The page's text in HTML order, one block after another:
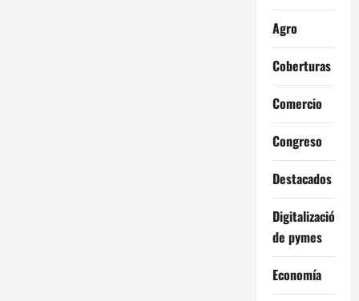
Agro
Coberturas
Comercio
Congreso
Destacados
Digitalización
de pymes
Economía